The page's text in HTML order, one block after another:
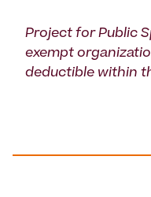
Project for Public
exempt
deductible within